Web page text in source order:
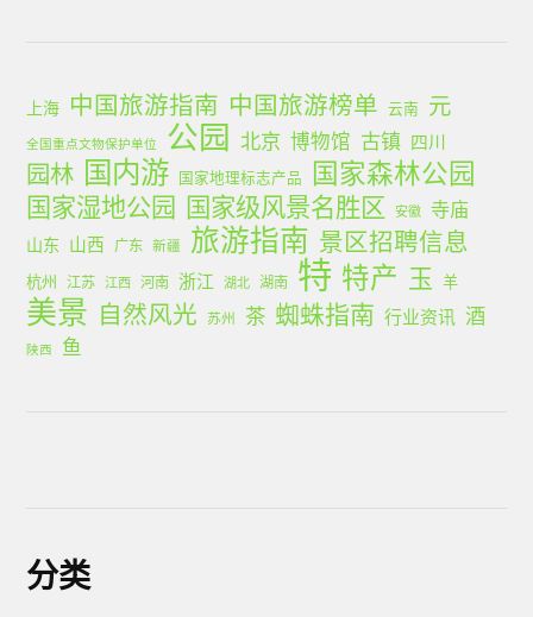
上海 中国旅游指南 中国旅游榜单 云南 元
全国重点文物保护单位 公园 北京 博物馆 古镇 四川
园林 国内游 国家地理标志产品 国家森林公园
国家湿地公园 国家级风景名胜区 安徽 寺庙
山东 山西 广东 新疆 旅游指南 景区招聘信息
杭州 江苏 江西 河南 浙江 湖北 湖南 特 特产 玉 羊
美景 自然风光 苏州 茶 蜘蛛指南 行业资讯 酒
陕西 鱼
分类